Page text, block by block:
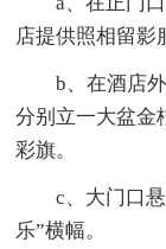
店提供照相留影
b、在酒店
分别立一大盆金
彩旗。
c、大门口
乐”横幅。